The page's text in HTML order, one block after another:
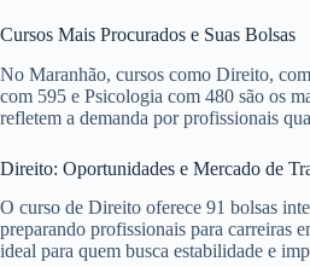
Cursos Mais Procurados e Suas Bolsas
No Maranhão, cursos como Direito,
com 595 e Psicologia com 480 são os
refletem a demanda por profissionais
Direito: Oportunidades e Mercado de
O curso de Direito oferece 91 bolsas
preparando profissionais para carreiras
ideal para quem busca estabilidade e